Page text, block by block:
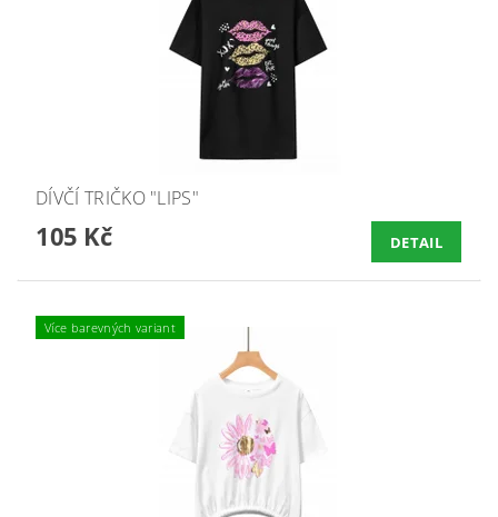
DÍVČÍ TRIČKO "LIPS"
105 Kč DETAIL
Více barevných variant